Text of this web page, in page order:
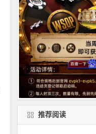
推荐阅读